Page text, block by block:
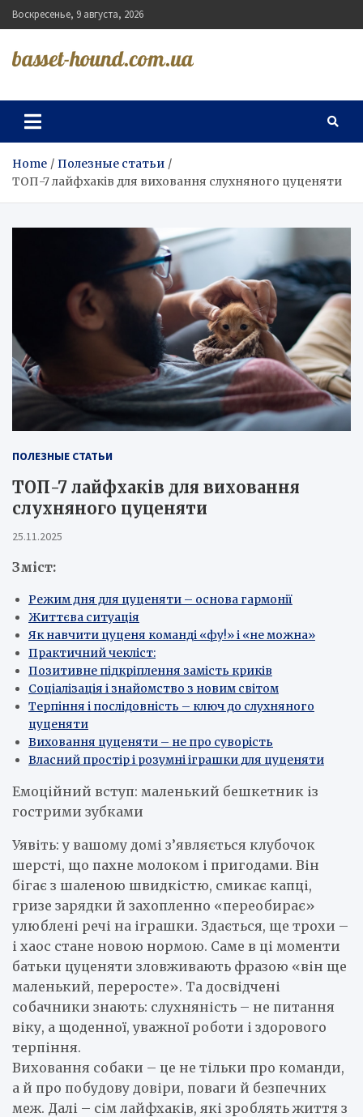
Skip
to
Воскресенье, 9 августа, 2026
basset-hound.com.ua
Home
Полезные статьи
ТОП-7 лайфхаків для виховання слухняного цуценяти
ПОЛЕЗНЫЕ СТАТЬИ
ТОП-7 лайфхаків для виховання
слухняного цуценяти
25.11.2025
Зміст:
Режим дня для цуценяти – основа гармонії
Життєва ситуація
Як навчити цуценя команді «фу!» і «не можна»
Практичний чекліст:
Позитивне підкріплення замість криків
Соціалізація і знайомство з новим світом
Терпіння і послідовність – ключ до слухняного
цуценяти
Виховання цуценяти – не про суворість
Власний простір і розумні іграшки для цуценяти
Емоційний вступ: маленький бешкетник із
гострими зубками
Уявіть: у вашому домі з’являється клубочок
шерсті, що пахне молоком і пригодами. Він
бігає з шаленою швидкістю, смикає капці,
гризе зарядки й захопленно «переобирає»
улюблені речі на іграшки. Здається, ще трохи –
і хаос стане новою нормою. Саме в ці моменти
батьки цуценяти зловживають фразою «він ще
маленький, переросте». Та досвідчені
собачники знають: слухняність – не питання
віку, а щоденної, уважної роботи і здорового
терпіння.
Виховання собаки – це не тільки про команди,
а й про побудову довіри, поваги й безпечних
меж. Далі – сім лайфхаків, які зроблять життя з